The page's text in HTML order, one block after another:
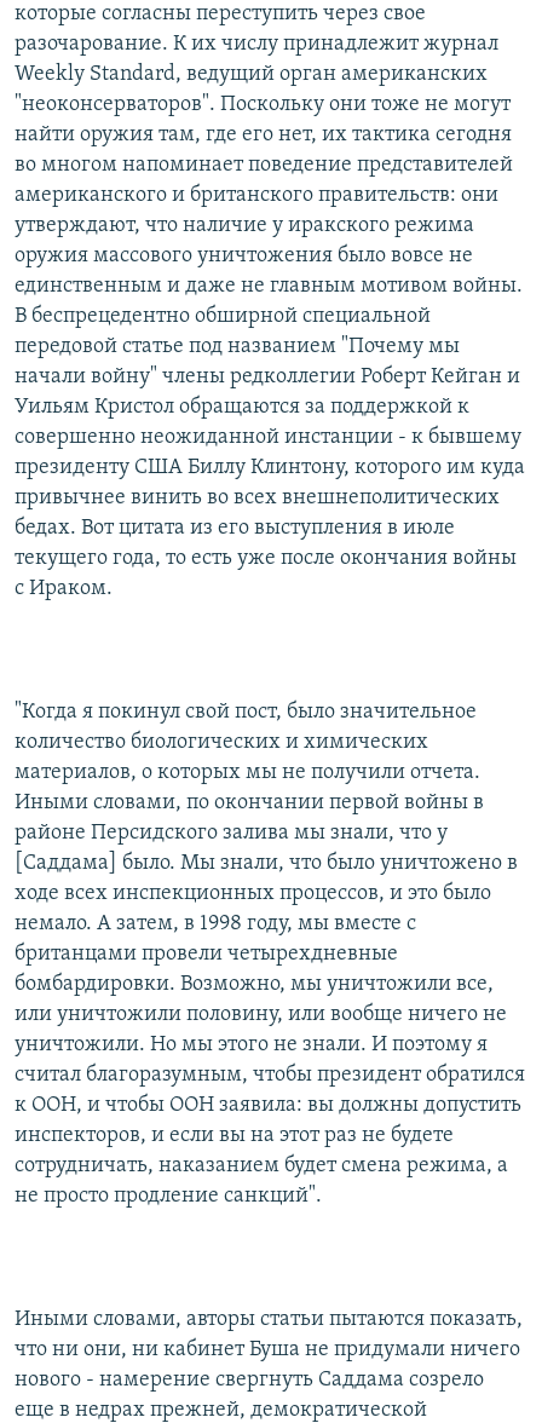
которые согласны переступить через свое
разочарование. К их числу принадлежит журнал
Weekly Standard, ведущий орган американских
"неоконсерваторов". Поскольку они тоже не могут
найти оружия там, где его нет, их тактика сегодня
во многом напоминает поведение представителей
американского и британского правительств: они
утверждают, что наличие у иракского режима
оружия массового уничтожения было вовсе не
единственным и даже не главным мотивом войны.
В беспрецедентно обширной специальной
передовой статье под названием "Почему мы
начали войну" члены редколлегии Роберт Кейган и
Уильям Кристол обращаются за поддержкой к
совершенно неожиданной инстанции - к бывшему
президенту США Биллу Клинтону, которого им куда
привычнее винить во всех внешнеполитических
бедах. Вот цитата из его выступления в июле
текущего года, то есть уже после окончания войны
с Ираком.
"Когда я покинул свой пост, было значительное
количество биологических и химических
материалов, о которых мы не получили отчета.
Иными словами, по окончании первой войны в
районе Персидского залива мы знали, что у
[Саддама] было. Мы знали, что было уничтожено в
ходе всех инспекционных процессов, и это было
немало. А затем, в 1998 году, мы вместе с
британцами провели четырехдневные
бомбардировки. Возможно, мы уничтожили все,
или уничтожили половину, или вообще ничего не
уничтожили. Но мы этого не знали. И поэтому я
считал благоразумным, чтобы президент обратился
к ООН, и чтобы ООН заявила: вы должны допустить
инспекторов, и если вы на этот раз не будете
сотрудничать, наказанием будет смена режима, а
не просто продление санкций".
Иными словами, авторы статьи пытаются показать,
что ни они, ни кабинет Буша не придумали ничего
нового - намерение свергнуть Саддама созрело
еще в недрах прежней, демократической